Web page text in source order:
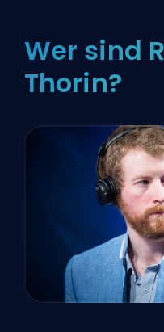
Wer sind
Thorin?